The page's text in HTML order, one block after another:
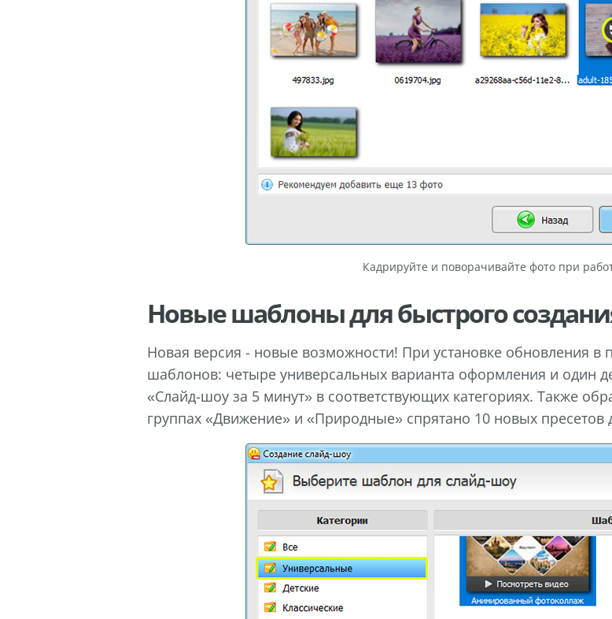
Кадрируйте и поворачивайте фото при
Новые шаблоны для быстрого
Новая версия - новые возможности! При установке обновления в
шаблонов: четыре универсальных варианта оформления и один
«Слайд-шоу за 5 минут» в соответствующих категориях. Также
группах «Движение» и «Природные» спрятано 10 новых пресетов